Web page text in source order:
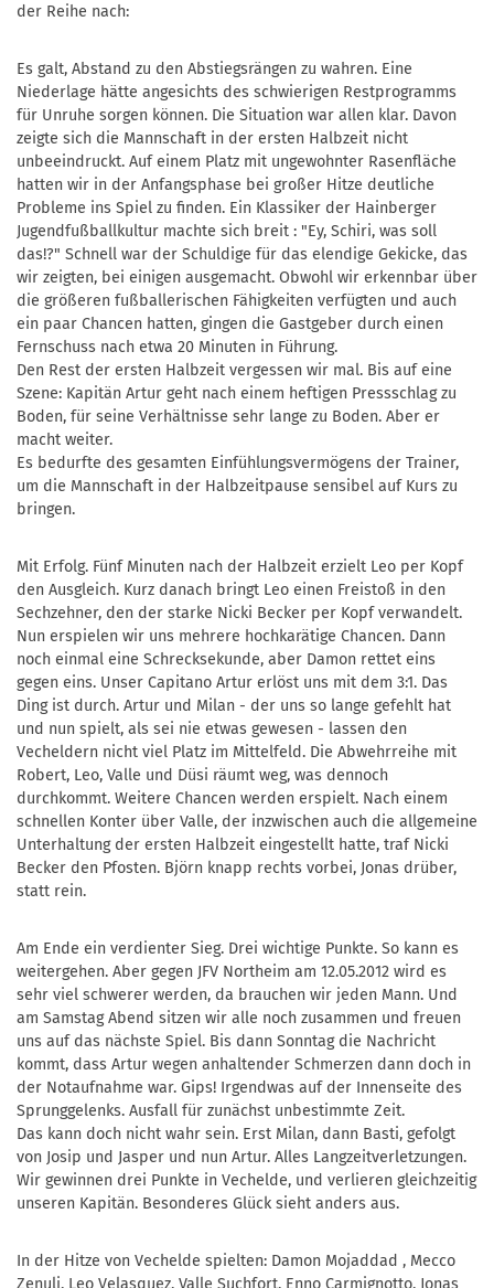
der Reihe nach:
Es galt, Abstand zu den Abstiegsrängen zu wahren. Eine
Niederlage hätte angesichts des schwierigen Restprogramms
für Unruhe sorgen können. Die Situation war allen klar. Davon
zeigte sich die Mannschaft in der ersten Halbzeit nicht
unbeeindruckt. Auf einem Platz mit ungewohnter Rasenfläche
hatten wir in der Anfangsphase bei großer Hitze deutliche
Probleme ins Spiel zu finden. Ein Klassiker der Hainberger
Jugendfußballkultur machte sich breit : "Ey, Schiri, was soll
das!?" Schnell war der Schuldige für das elendige Gekicke, das
wir zeigten, bei einigen ausgemacht. Obwohl wir erkennbar über
die größeren fußballerischen Fähigkeiten verfügten und auch
ein paar Chancen hatten, gingen die Gastgeber durch einen
Fernschuss nach etwa 20 Minuten in Führung.
Den Rest der ersten Halbzeit vergessen wir mal. Bis auf eine
Szene: Kapitän Artur geht nach einem heftigen Pressschlag zu
Boden, für seine Verhältnisse sehr lange zu Boden. Aber er
macht weiter.
Es bedurfte des gesamten Einfühlungsvermögens der Trainer,
um die Mannschaft in der Halbzeitpause sensibel auf Kurs zu
bringen.
Mit Erfolg. Fünf Minuten nach der Halbzeit erzielt Leo per Kopf
den Ausgleich. Kurz danach bringt Leo einen Freistoß in den
Sechzehner, den der starke Nicki Becker per Kopf verwandelt.
Nun erspielen wir uns mehrere hochkarätige Chancen. Dann
noch einmal eine Schrecksekunde, aber Damon rettet eins
gegen eins. Unser Capitano Artur erlöst uns mit dem 3:1. Das
Ding ist durch. Artur und Milan - der uns so lange gefehlt hat
und nun spielt, als sei nie etwas gewesen - lassen den
Vecheldern nicht viel Platz im Mittelfeld. Die Abwehrreihe mit
Robert, Leo, Valle und Düsi räumt weg, was dennoch
durchkommt. Weitere Chancen werden erspielt. Nach einem
schnellen Konter über Valle, der inzwischen auch die allgemeine
Unterhaltung der ersten Halbzeit eingestellt hatte, traf Nicki
Becker den Pfosten. Björn knapp rechts vorbei, Jonas drüber,
statt rein.
Am Ende ein verdienter Sieg. Drei wichtige Punkte. So kann es
weitergehen. Aber gegen JFV Northeim am 12.05.2012 wird es
sehr viel schwerer werden, da brauchen wir jeden Mann. Und
am Samstag Abend sitzen wir alle noch zusammen und freuen
uns auf das nächste Spiel. Bis dann Sonntag die Nachricht
kommt, dass Artur wegen anhaltender Schmerzen dann doch in
der Notaufnahme war. Gips! Irgendwas auf der Innenseite des
Sprunggelenks. Ausfall für zunächst unbestimmte Zeit.
Das kann doch nicht wahr sein. Erst Milan, dann Basti, gefolgt
von Josip und Jasper und nun Artur. Alles Langzeitverletzungen.
Wir gewinnen drei Punkte in Vechelde, und verlieren gleichzeitig
unseren Kapitän. Besonderes Glück sieht anders aus.
In der Hitze von Vechelde spielten: Damon Mojaddad , Mecco
Zenuli, Leo Velasquez, Valle Suchfort, Enno Carmignotto, Jonas